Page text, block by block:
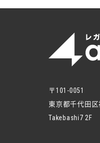
〒101-0051
東京都千代田
Takebashi7 2F